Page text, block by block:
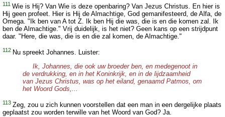
111 Wie is Hij? Van Wie is deze openbaring? Van Jezus Christus. En hier is
Hij geen profeet. Hier is Hij de Almachtige, God gemanifesteerd, de Alfa, de
Omega. "Ik ben van A tot Z. Ik ben Hij die was, die is en die komen zal. Ik
ben de Almachtige." Vrij duidelijk, is het niet? Geen kans op een strijdpunt
daar. "Here, die was, die is en die zal komen, de Almachtige."
112 Nu spreekt Johannes. Luister:
Ik, Johannes, die ook uw broeder ben, en medegenoot in
de verdrukking, en in het Koninkrijk, en in de lijdzaamheid
van Jezus Christus, was op het eiland, genaamd Patmos, om
het Woord Gods,...
113 Zeg, zou u zich kunnen voorstellen dat een man in een dergelijke plaats
geplaatst zou worden terwille van het Woord van God? Ja.